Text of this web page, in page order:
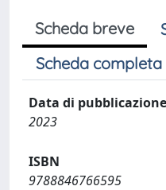
Scheda breve
Scheda completa
Data di pubblicazione
2023
ISBN
9788846766595